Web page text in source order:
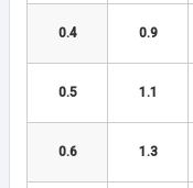
0.4 0.9
0.5 1.1
0.6 1.3